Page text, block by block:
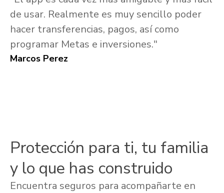
de usar. Realmente es muy sencillo poder
hacer transferencias, pagos, así como
programar Metas e inversiones."
Marcos Perez
Protección para ti, tu familia
y lo que has construido
Encuentra seguros para acompañarte en